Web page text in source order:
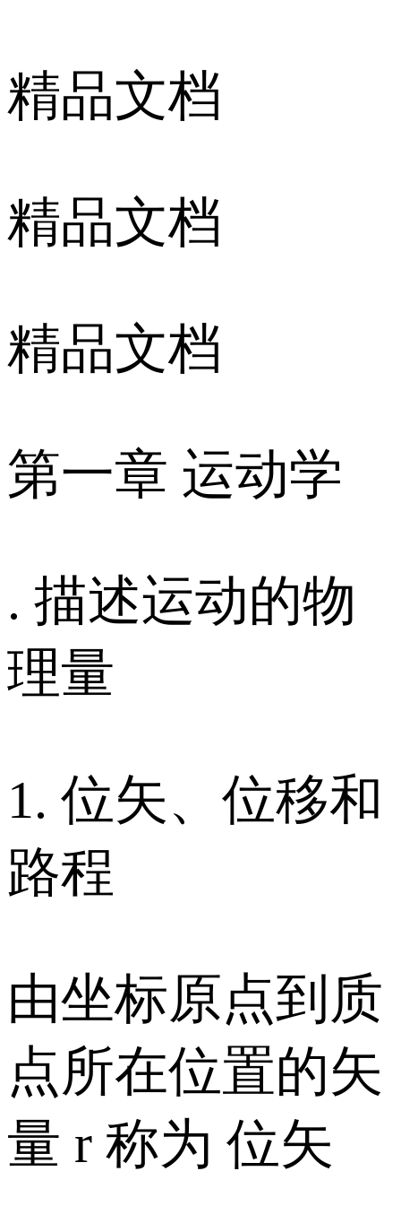
精品文档
精品文档
精品文档
第一章 运动学
. 描述运动的物
理量
1. 位矢、位移和
路程
由坐标原点到质
点所在位置的矢
量 r 称为 位矢